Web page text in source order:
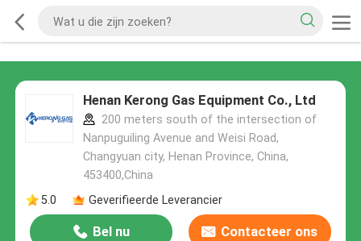
Henan Kerong Gas Equipment Co., Ltd
200 meters south of the intersection of
Nanpuguiling Avenue and Weisi Road,
Changyuan city, Henan Province, China,
453400,China
5.0
Geverifieerde Leverancier
Bel nu Contacteer ons